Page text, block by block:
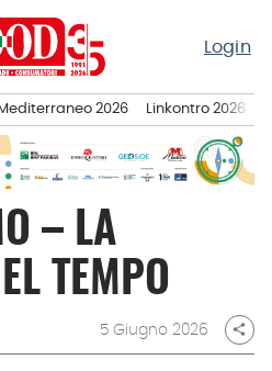
Login
2026 Linkontro 2026
– LA
TEMPO
5 Giugno 2026 share